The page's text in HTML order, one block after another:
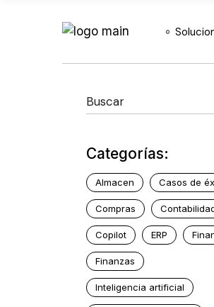
Etendo
Etendo
Etendo
ERP Agéntico
Etendo RX
Categorías:
Almacen Casos de
Compras
Copilot ERP
Finanzas
Inteligencia artificial